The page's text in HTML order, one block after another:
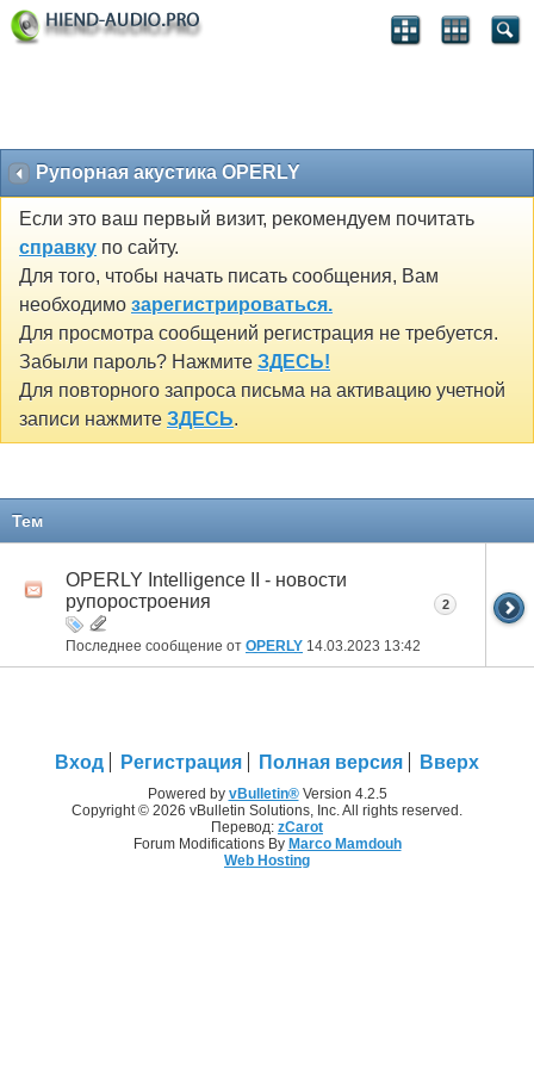
Рупорная акустика OPERLY
Если это ваш первый визит, рекомендуем почитать
справку по сайту.
Для того, чтобы начать писать сообщения, Вам
необходимо зарегистрироваться.
Для просмотра сообщений регистрация не требуется.
Забыли пароль? Нажмите ЗДЕСЬ!
Для повторного запроса письма на активацию учетной
записи нажмите ЗДЕСЬ.
Тем
OPERLY Intelligence II - новости
рупоростроения
Последнее сообщение от OPERLY 14.03.2023 13:42
2
Вход Регистрация Полная версия Вверх
Powered by vBulletin®Version 4.2.5
Copyright © 2026 vBulletin Solutions, Inc. All rights reserved.
Перевод: zCarot
Forum Modifications By Marco Mamdouh
Web Hosting